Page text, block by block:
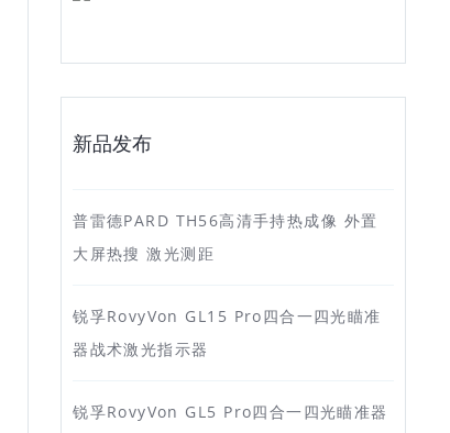
新品发布
普雷德PARD TH56高清手持热成像 外置
大屏热搜 激光测距
锐孚RovyVon GL15 Pro四合一四光瞄准
器战术激光指示器
锐孚RovyVon GL5 Pro四合一四光瞄准器